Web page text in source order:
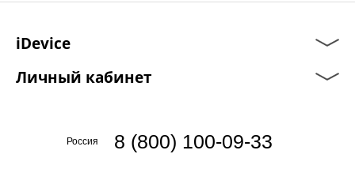
iDevice
Личный кабинет
Россия 8 (800) 100-09-33